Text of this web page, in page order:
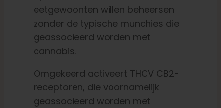
eetgewoonten willen beheersen
zonder de typische munchies die
geassocieerd worden met
cannabis.
Omgekeerd activeert THCV CB2-
receptoren, die voornamelijk
geassocieerd worden met